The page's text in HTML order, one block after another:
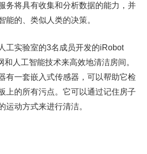
务将具有收集和分析数据的能力，并
能的、类似人类的决策。
工实验室的3名成员开发的iRobot
和人工智能技术来高效地清洁房间。
有一套嵌入式传感器，可以帮助它检
上的所有污点。它可以通过记住房子
运动方式来进行清洁。